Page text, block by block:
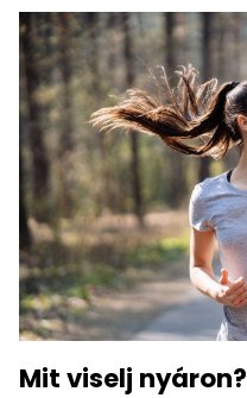
Mit viselj nyáron?